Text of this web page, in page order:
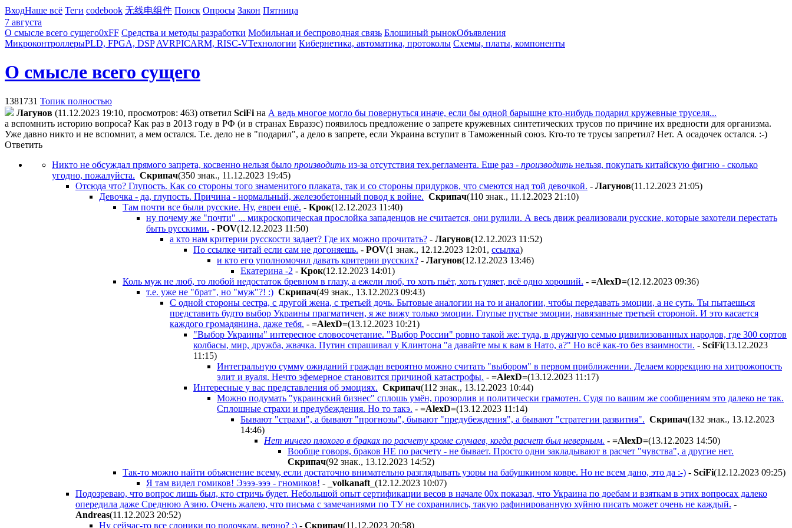
ВходНаше всё Теги codebook 无线电组件 Поиск Опросы Закон Пятница
7 августа
О смысле всего сущего0xFF Средства и методы разработки Мобильная и беспроводная связь Блошиный рынокОбъявления
МикроконтроллерыPLD, FPGA, DSP AVRPICARM, RISC-VТехнологии Кибернетика, автоматика, протоколы Схемы, платы, компоненты
О смысле всего сущего
1381731 Топик полностью
Лaгyнoв (11.12.2023 19:10, просмотров: 463) ответил SciFi на А ведь многое могло бы повернуться иначе, если бы одной барышне кто-нибудь подарил кружевные труселя...
а вспомнить историю вопроса? Как раз в 2013 году в РФ (и в странах Евразэс) появилось предложение о запрете кружевных синтетических трусов по причине их вредности для организма.
Уже давно никто и не вспомнит, а мем остался. Т.е. дело не в "подарил", а дело в запрете, если Украина вступит в Таможенный союз. Кто-то те трусы запретил? Нет. А осадочек остался. :-)
Ответить
Никто не обсуждал прямого запрета, косвенно нельзя было производить из-за отсутствия тех.регламента. Еще раз - производить нельзя, покупать китайскую фигню - сколько
угодно, пожалуйста. Cкpипaч(350 знак., 11.12.2023 19:45)
Отсюда что? Глупость. Как со стороны того знаменитого плаката, так и со стороны придурков, что смеются над той девочкой. - Лaгyнoв(11.12.2023 21:05)
Девочка - да, глупость. Причина - нормальный, железобетонный повод к войне. Cкpипaч(110 знак., 11.12.2023 21:10)
Там почти все были русские. Ну, евреи ещё. - Kpoк(12.12.2023 11:40)
ну почему же "почти" ... микроскопическая прослойка западенцов не считается, они рулили. А весь движ реализовали русские, которые захотели перестать
быть русскими. - POV(12.12.2023 11:50)
а кто нам критерии русскости задает? Где их можно прочитать? - Лaгyнoв(12.12.2023 11:52)
По ссылке читай если сам не догоняешь. - POV(1 знак., 12.12.2023 12:01 , ссылка)
и кто его уполномочил давать критерии русских? - Лaгyнoв(12.12.2023 13:46)
Екатерина -2 - Kpoк(12.12.2023 14:01)
Коль муж не люб, то любой недостаток бревном в глазу, а ежели люб, то хоть пьёт, хоть гуляет, всё одно хороший. - =AlexD=(12.12.2023 09:36)
т.е. уже не "брат", но "муж"?! :) Cкpипaч(49 знак., 13.12.2023 09:43)
С одной стороны сестра, с другой жена, с третьей дочь. Бытовые аналогии на то и аналогии, чтобы передавать эмоции, а не суть. Ты пытаешься
представить будто выбор Украины прагматичен, я же вижу только эмоции. Глупые пустые эмоции, навязанные третьей стороной. И это касается
каждого громадянина, даже тебя. - =AlexD=(13.12.2023 10:21)
"Выбор Украины" интересное словосочетание. "Выбор России" ровно такой же: туда, в дружную семью цивилизованных народов, где 300 сортов
колбасы, мир, дружба, жвачка. Путин спрашивал у Клинтона "а давайте мы к вам в Нато, а?" Но всё как-то без взаимности. - SciFi(13.12.2023
11:15)
Интегральную сумму ожиданий граждан вероятно можно считать "выбором" в первом приближении. Делаем коррекцию на хитрожопость
элит и вуаля. Нечто эфемерное становится причиной катастрофы. - =AlexD=(13.12.2023 11:17)
Интересные у вас представления об эмоциях. Cкpипaч(112 знак., 13.12.2023 10:44)
Можно подумать "украинский бизнес" сплошь умён, прозорлив и политически грамотен. Судя по вашим же сообщениям это далеко не так.
Сплошные страхи и предубеждения. Но то такэ. - =AlexD=(13.12.2023 11:14)
Бывают "страхи", а бывают "прогнозы", бывают "предубеждения", а бывают "стратегии развития". Cкpипaч(132 знак., 13.12.2023
14:46)
Нет ничего плохого в браках по расчету кроме случаев, когда расчет был неверным. - =AlexD=(13.12.2023 14:50)
Вообще говоря, браков НЕ по расчету - не бывает. Просто одни закладывают в расчет "чувства", а другие нет.
Cкpипaч(92 знак., 13.12.2023 14:52)
Так-то можно найти объяснение всему, если достаточно внимательно разглядывать узоры на бабушкином ковре. Но не всем дано, это да :-) - SciFi(12.12.2023 09:25)
Я там видел гомиков! Ээээ-эээ - гномиков! - _volkanaft_ (12.12.2023 10:07)
Подозреваю, что вопрос лишь был, кто стричь будет. Небольшой опыт сертификации весов в начале 00х показал, что Украина по доебам и взяткам в этих вопросах далеко
опередила даже Среднюю Азию. Очень жалею, что письма с замечаниями по ТУ не сохранились, такую рафинированную хуйню писать может очень не каждый. -
Andreas(11.12.2023 20:52)
Ну сейчас-то все слоники по полочкам, верно? :) - Cкpипaч(11.12.2023 20:58)